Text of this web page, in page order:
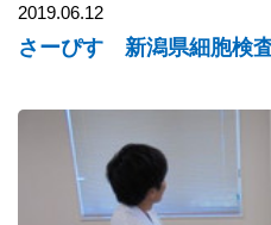
2019.06.12
さーぴす 新潟県細胞検